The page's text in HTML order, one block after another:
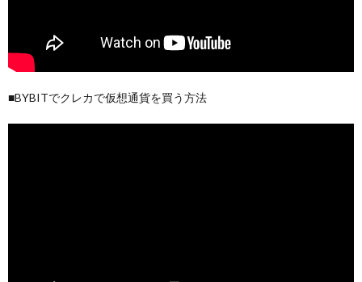
■BYBITでクレカで仮想通貨を買う方法